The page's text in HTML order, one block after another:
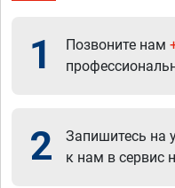
1 Позвоните нам
2
Запишитесь на
к нам в сервис